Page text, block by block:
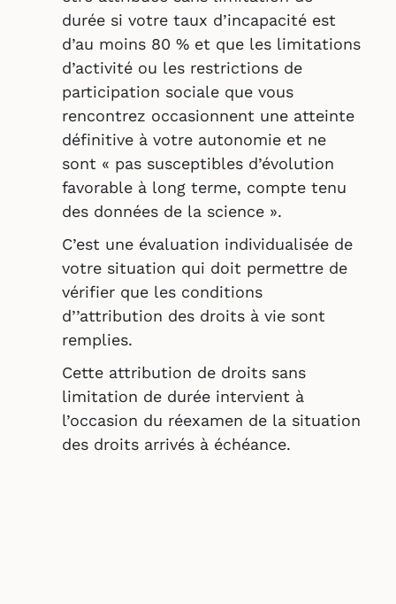
durée si votre taux d’incapacité est
d’au moins 80 % et que les limitations
d’activité ou les restrictions de
participation sociale que vous
rencontrez occasionnent une atteinte
définitive à votre autonomie et ne
sont « pas susceptibles d’évolution
favorable à long terme, compte tenu
des données de la science ».
C’est une évaluation individualisée de
votre situation qui doit permettre de
vérifier que les conditions
d’’attribution des droits à vie sont
remplies.
Cette attribution de droits sans
limitation de durée intervient à
l’occasion du réexamen de la situation
des droits arrivés à échéance.